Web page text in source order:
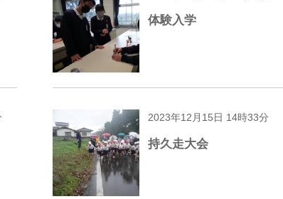
体験入学
2023年12月15日 14時33分
持久走大会